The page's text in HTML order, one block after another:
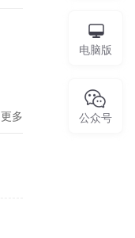
更多
电脑版
公众号